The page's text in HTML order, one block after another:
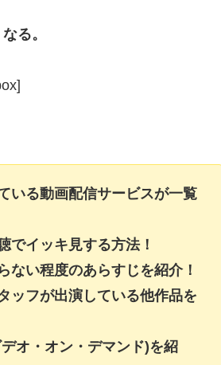
る。
いる動画配信サービスが一覧
でイッキ見する方法！
ない程度のあらすじを紹介！
ッフが出演している他作品を
オ・オン・デマンド)を紹